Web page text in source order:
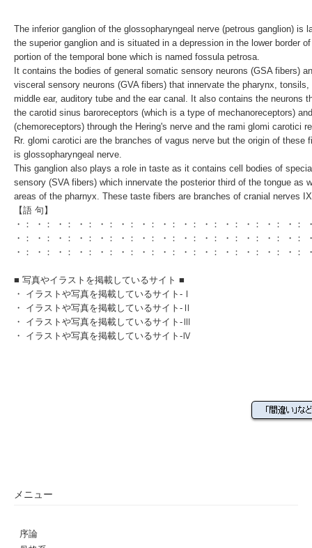
The inferior ganglion of the glossopharyngeal nerve(petrous ganglion) is
the superior ganglionand is situated in a depression in the lower border
portionof the temporal bonewhich is named fossula petrosa.
It contains the bodies of general somatic sensory neurons (GSA fibers)
visceral sensory neurons (GVA fibers) that innervate the pharynx, tonsils,
middle ear, auditory tube and the ear canal. It also contains the neurons
the carotid sinus baroreceptors (which is a type of mechanoreceptors)
(chemoreceptors) through the Hering's nerveand the rami glomi carotici
Rr. glomi carotici are the branches of vagus nervebut the origin of these
is glossopharyngeal nerve.
This ganglion also plays a role in taste as it contains cell bodies of
sensory (SVA fibers) which innervate the posterior third of the tongue as
areas of the pharnyx. These taste fibers are branches of cranial nerves
【語 句】
・： ・： ・： ・： ・： ・： ・： ・： ・： ・： ・： ・： ・： ・：
・： ・： ・： ・： ・： ・： ・： ・： ・： ・： ・： ・： ・： ・：
・： ・： ・： ・： ・： ・： ・： ・： ・： ・： ・： ・： ・： ・：
■ 写真やイラストを掲載しているサイト ■
・
イラストや写真を掲載しているサイト-Ⅰ
・ イラストや写真を掲載しているサイト-Ⅱ
・ イラストや写真を掲載しているサイト-Ⅲ
・
イラストや写真を掲載しているサイト-Ⅳ
メニュー